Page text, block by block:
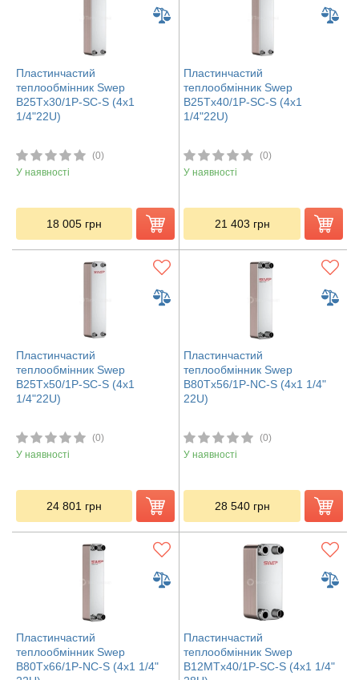
Пластинчастий
теплообмінник Swep
B25Tx30/1P-SC-S (4x1
1/4"22U)
(0)
У наявності
18 005 грн
Пластинчастий
теплообмінник Swep
B25Tx40/1P-SC-S (4x1
1/4"22U)
(0)
У наявності
21 403 грн
Пластинчастий
теплообмінник Swep
B25Tx50/1P-SC-S (4x1
1/4"22U)
(0)
У наявності
24 801 грн
Пластинчастий
теплообмінник Swep
B80Tx56/1P-NC-S (4x1 1/4"
22U)
(0)
У наявності
28 540 грн
Пластинчастий
теплообмінник Swep
B80Tx66/1P-NC-S (4x1 1/4"
Пластинчастий
теплообмінник Swep
B12MTx40/1P-SC-S (4x1 1/4"